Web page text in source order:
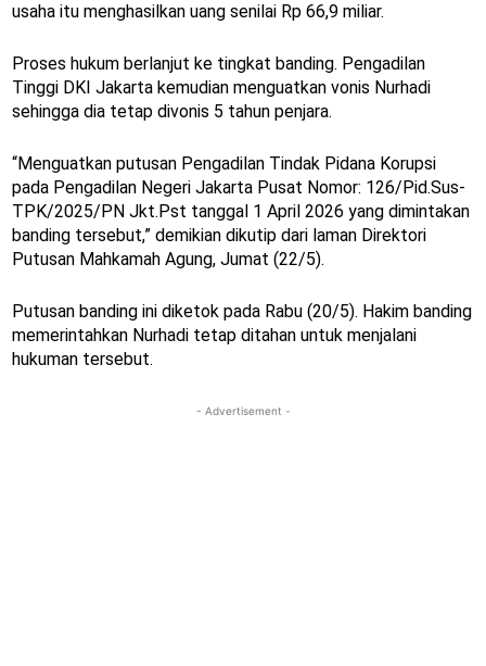
usaha itu menghasilkan uang senilai Rp 66,9 miliar.
Proses hukum berlanjut ke tingkat banding. Pengadilan
Tinggi DKI Jakarta kemudian menguatkan vonis Nurhadi
sehingga dia tetap divonis 5 tahun penjara.
“Menguatkan putusan Pengadilan Tindak Pidana Korupsi
pada Pengadilan Negeri Jakarta Pusat Nomor: 126/Pid.Sus-
TPK/2025/PN Jkt.Pst tanggal 1 April 2026 yang dimintakan
banding tersebut,” demikian dikutip dari laman Direktori
Putusan Mahkamah Agung, Jumat (22/5).
Putusan banding ini diketok pada Rabu (20/5). Hakim banding
memerintahkan Nurhadi tetap ditahan untuk menjalani
hukuman tersebut.
- Advertisement -